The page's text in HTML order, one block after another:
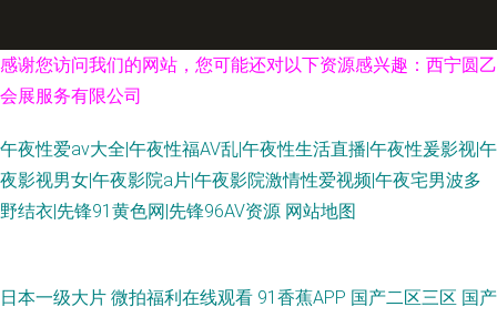
感谢您访问我们的网站，您可能还对以下资源感兴趣：西宁圆乙
会展服务有限公司
午夜性爱av大全|午夜性福AV乱|午夜性生活直播|午夜性爰影视|午
夜影视男女|午夜影院a片|午夜影院激情性爱视频|午夜宅男波多
野结衣|先锋91黄色网|先锋96AV资源 网站地图
91热爆 天天肏屄网 久草福利在线视频 性爱福利网 91黑丝高潮 97色色六月
日本一级大片 微拍福利在线观看 91香蕉APP 国产二区三区 国产